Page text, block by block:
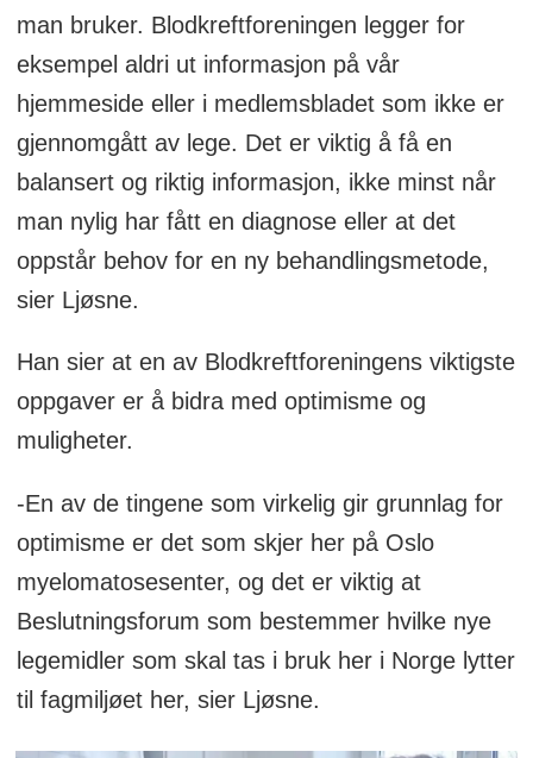
man bruker. Blodkreftforeningen legger for
eksempel aldri ut informasjon på vår
hjemmeside eller i medlemsbladet som ikke er
gjennomgått av lege. Det er viktig å få en
balansert og riktig informasjon, ikke minst når
man nylig har fått en diagnose eller at det
oppstår behov for en ny behandlingsmetode,
sier Ljøsne.
Han sier at en av Blodkreftforeningens viktigste
oppgaver er å bidra med optimisme og
muligheter.
-En av de tingene som virkelig gir grunnlag for
optimisme er det som skjer her på Oslo
myelomatosesenter, og det er viktig at
Beslutningsforum som bestemmer hvilke nye
legemidler som skal tas i bruk her i Norge lytter
til fagmiljøet her, sier Ljøsne.